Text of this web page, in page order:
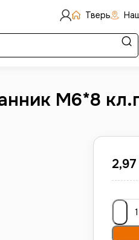
Тверь
М6*8
2,97